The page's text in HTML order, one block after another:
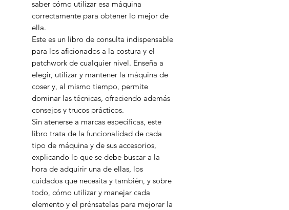
saber cómo utilizar esa máquina
correctamente para obtener lo mejor de
ella.
Este es un libro de consulta indispensable
para los aficionados a la costura y el
patchwork de cualquier nivel. Enseña a
elegir, utilizar y mantener la máquina de
coser y, al mismo tiempo, permite
dominar las técnicas, ofreciendo además
consejos y trucos prácticos.
Sin atenerse a marcas específicas, este
libro trata de la funcionalidad de cada
tipo de máquina y de sus accesorios,
explicando lo que se debe buscar a la
hora de adquirir una de ellas, los
cuidados que necesita y también, y sobre
todo, cómo utilizar y manejar cada
elemento y el prénsatelas para mejorar la